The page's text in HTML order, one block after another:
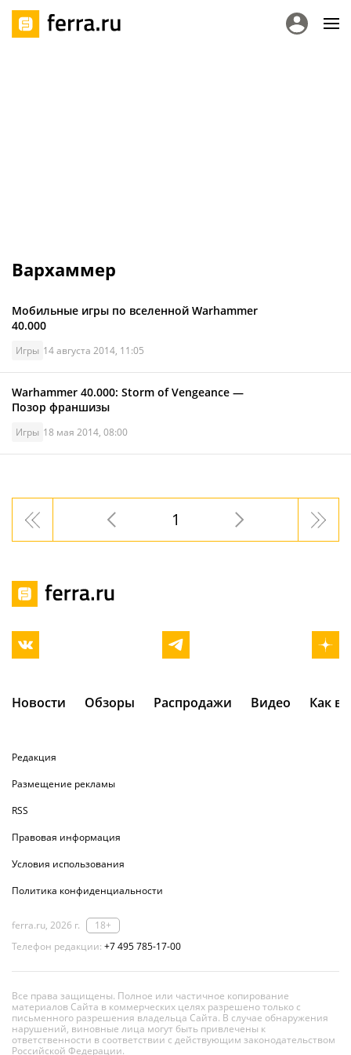
Вархаммер
Мобильные игры по вселенной Warhammer
40.000
Игры 14 августа 2014, 11:05
Warhammer 40.000: Storm of Vengeance —
Позор франшизы
Игры 18 мая 2014, 08:00
1
Новости Обзоры Распродажи Видео Как
Редакция
Размещение рекламы
RSS
Правовая информация
Условия использования
Политика конфиденциальности
ferra.ru, 2026 г.
18+
Телефон редакции: +7 495 785-17-00
Все права защищены. Полное или частичное копирование
материалов Сайта в коммерческих целях разрешено только с
письменного разрешения владельца Сайта. В случае обнаружения
нарушений, виновные лица могут быть привлечены к
ответственности в соответствии с действующим законодательством
Российской Федерации.